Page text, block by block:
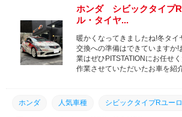
ホンダ シビックタイプ
ル・タイヤ...
暖かくなってきましたね!冬タイ
交換への準備はできていますか!
業はぜひPITSTATIONにお任せ
作業させていただいたお車を紹
ホンダ 人気車種 シビックタイプRユーロ